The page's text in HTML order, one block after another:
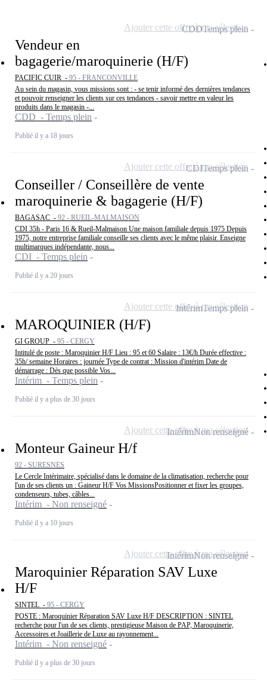
Vendeur en
bagagerie/maroquinerie (H/F)
PACIFIC CUIR - 95 - FRANCONVILLE
Au sein du magasin, vous missions sont : - se tenir informé des dernières tendances
et pouvoir renseigner les clients sur ces tendances - savoir mettre en valeur les
produits dans le magasin -...
CDD - Temps plein
Publié il y a 18 jours
CDDTemps plein
Ajouter cette offre à ma sélection
Conseiller / Conseillère de vente
maroquinerie & bagagerie (H/F)
BAGASAC - 92 - RUEIL-MALMAISON
CDI 35h - Paris 16 & Rueil-Malmaison Une maison familiale depuis 1975 Depuis
1975, notre entreprise familiale conseille ses clients avec le même plaisir. Enseigne
multimarques indépendante, nous...
CDI - Temps plein
Publié il y a 20 jours
CDITemps plein
Ajouter cette offre à ma sélection
MAROQUINIER (H/F)
GI GROUP - 95 - CERGY
Intitulé de poste : Maroquinier H/F Lieu : 95 et 60 Salaire : 13€/h Durée effective :
35h/ semaine Horaires : journée Type de contrat : Mission d'intérim Date de
démarrage : Dès que possible Vos...
Intérim - Temps plein
Publié il y a plus de 30 jours
IntérimTemps plein
Ajouter cette offre à ma sélection
Monteur Gaineur H/f
92 - SURESNES
Le Cercle Intérimaire, spécialisé dans le domaine de la climatisation, recherche pour
l'un de ses clients un : Gaineur H/F Vos MissionsPositionner et fixer les groupes,
condenseurs, tubes, câbles...
Intérim - Non renseigné
Publié il y a 10 jours
IntérimNon renseigné
Ajouter cette offre à ma sélection
Maroquinier Réparation SAV Luxe
H/F
SINTEL - 95 - CERGY
POSTE : Maroquinier Réparation SAV Luxe H/F DESCRIPTION : SINTEL
recherche pour l'un de ses clients, prestigieuse Maison de PAP, Maroquinerie,
Accessoires et Joaillerie de Luxe au rayonnement...
Intérim - Non renseigné
Publié il y a plus de 30 jours
IntérimNon renseigné
Ajouter cette offre à ma sélection